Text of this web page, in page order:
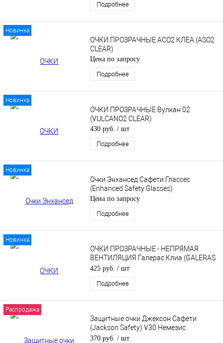
Подробнее
Новинка
ОЧКИ ПРОЗРАЧНЫЕ АСО2 КЛЕА (ASO2
CLEAR)
Цена по запросу
Подробнее
Новинка
ОЧКИ ПРОЗРАЧНЫЕ Вулкан 02
(VULCANO2 CLEAR)
430 руб. / шт
Подробнее
Новинка
Очки Энхансед Сафети Глассес
(Enhanced Safety Glasses)
Цена по запросу
Подробнее
Новинка
ОЧКИ ПРОЗРАЧНЫЕ - НЕПРЯМАЯ
ВЕНТИЛЯЦИЯ Галерас Клиа (GALERAS
CLEAR)
425 руб. / шт
Подробнее
Распродажа
Защитные очки Джексон Сафети
(Jackson Safety) V30 Немезис
(Nemesis) VL для улицы 25697
370 руб. / шт